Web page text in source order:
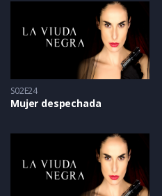
S02E24
Mujer despechada